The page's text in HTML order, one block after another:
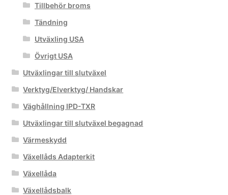
Tillbehör broms
Tändning
Utväxling USA
Övrigt USA
Utväxlingar till slutväxel
Verktyg/Elverktyg/ Handskar
Väghållning IPD-TXR
Utväxlingar till slutväxel begagnad
Värmeskydd
Växellåds Adapterkit
Växellåda
Växellådsbalk